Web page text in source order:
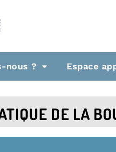
nous ? Espace
DE LA